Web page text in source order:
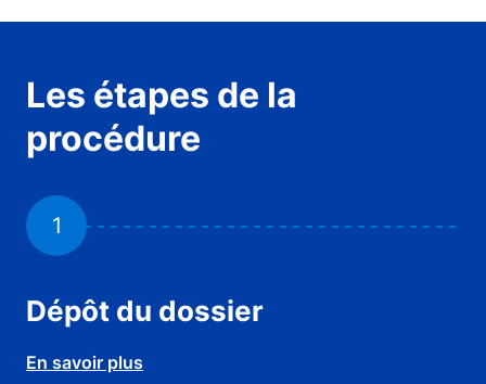
Les étapes de la
procédure
1
Dépôt du dossier
En savoir plus